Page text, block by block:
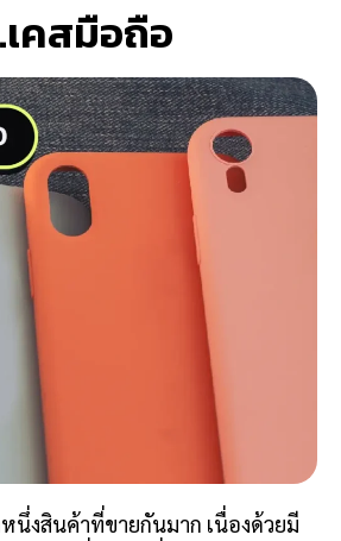
คสมือถือ
นึ่งสินค้าที่ขายกันมาก เนื่องด้วยมี